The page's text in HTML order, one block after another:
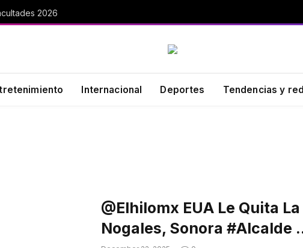
2026
Internacional Deportes Tendencias y
@elhilomx EUA Le Quita
Nogales, Sonora #alcalde